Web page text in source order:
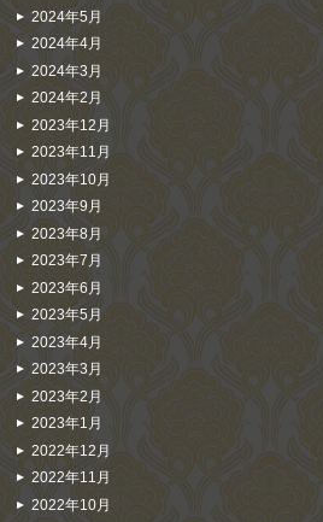
2024年5月
2024年4月
2024年3月
2024年2月
2023年12月
2023年11月
2023年10月
2023年9月
2023年8月
2023年7月
2023年6月
2023年5月
2023年4月
2023年3月
2023年2月
2023年1月
2022年12月
2022年11月
2022年10月